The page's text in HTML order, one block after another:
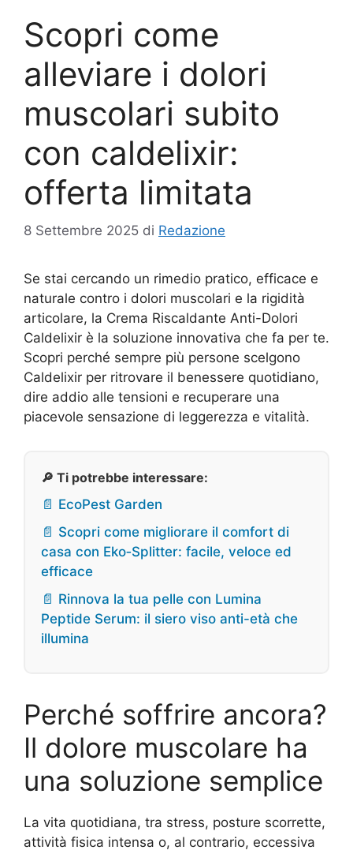
Scopri come
alleviare i dolori
muscolari subito
con caldelixir:
offerta limitata
8 Settembre 2025 di Redazione
Se stai cercando un rimedio pratico, efficace e
naturale contro i dolori muscolari e la rigidità
articolare, la Crema Riscaldante Anti-Dolori
Caldelixir è la soluzione innovativa che fa per te.
Scopri perché sempre più persone scelgono
Caldelixir per ritrovare il benessere quotidiano,
dire addio alle tensioni e recuperare una
piacevole sensazione di leggerezza e vitalità.
🔎 Ti potrebbe interessare:
📄 EcoPest Garden
📄 Scopri come migliorare il comfort di
casa con Eko‑Splitter: facile, veloce ed
efficace
📄 Rinnova la tua pelle con Lumina
Peptide Serum: il siero viso anti-età che
illumina
Perché soffrire ancora?
Il dolore muscolare ha
una soluzione semplice
La vita quotidiana, tra stress, posture scorrette,
attività fisica intensa o, al contrario, eccessiva